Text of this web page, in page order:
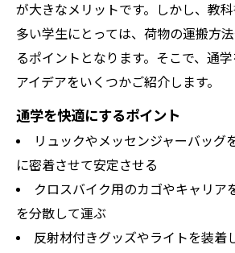
が大きなメリットです。しかし、教
多い学生にとっては、荷物の運搬方
るポイントとなります。そこで、通
アイデアをいくつかご紹介します。
通学を快適にするポイント
リュックやメッセンジャーバッグ
に密着させて安定させる
クロスバイク用のカゴやキャリア
を分散して運ぶ
反射材付きグッズやライトを装着